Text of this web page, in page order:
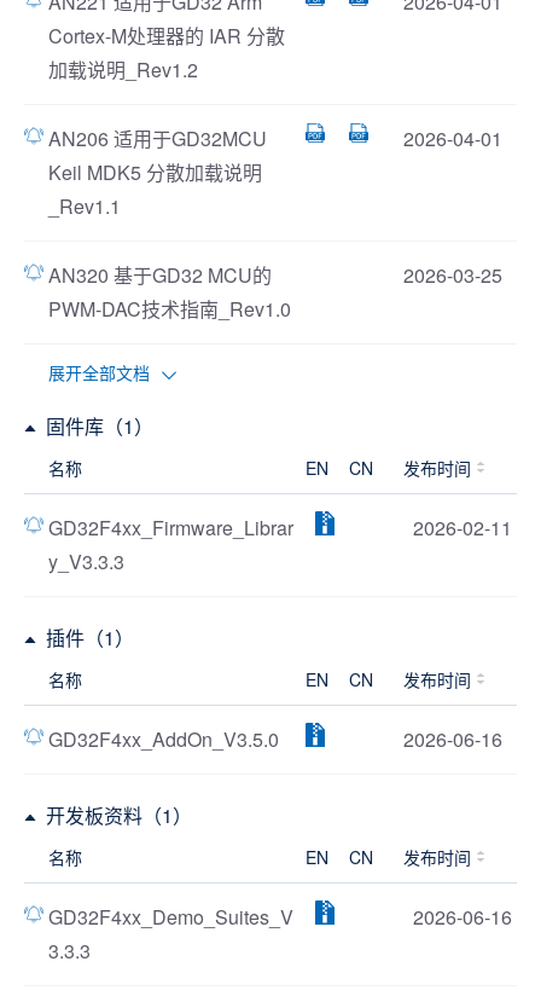
Cortex-M处理器的 IAR 分散
加载说明_Rev1.2
AN206 适用于GD32MCU
Keil MDK5 分散加载说明
_Rev1.1
2026-04-01
AN320 基于GD32 MCU的
PWM-DAC技术指南_Rev1.0
2026-03-25
展开全部文档
固件库（1）
名称 EN CN 发布时间
GD32F4xx_Firmware_Librar
y_V3.3.3
2026-02-11
插件（1）
名称 EN CN 发布时间
GD32F4xx_AddOn_V3.5.0 2026-06-16
开发板资料（1）
名称 EN CN 发布时间
GD32F4xx_Demo_Suites_V
3.3.3
2026-06-16